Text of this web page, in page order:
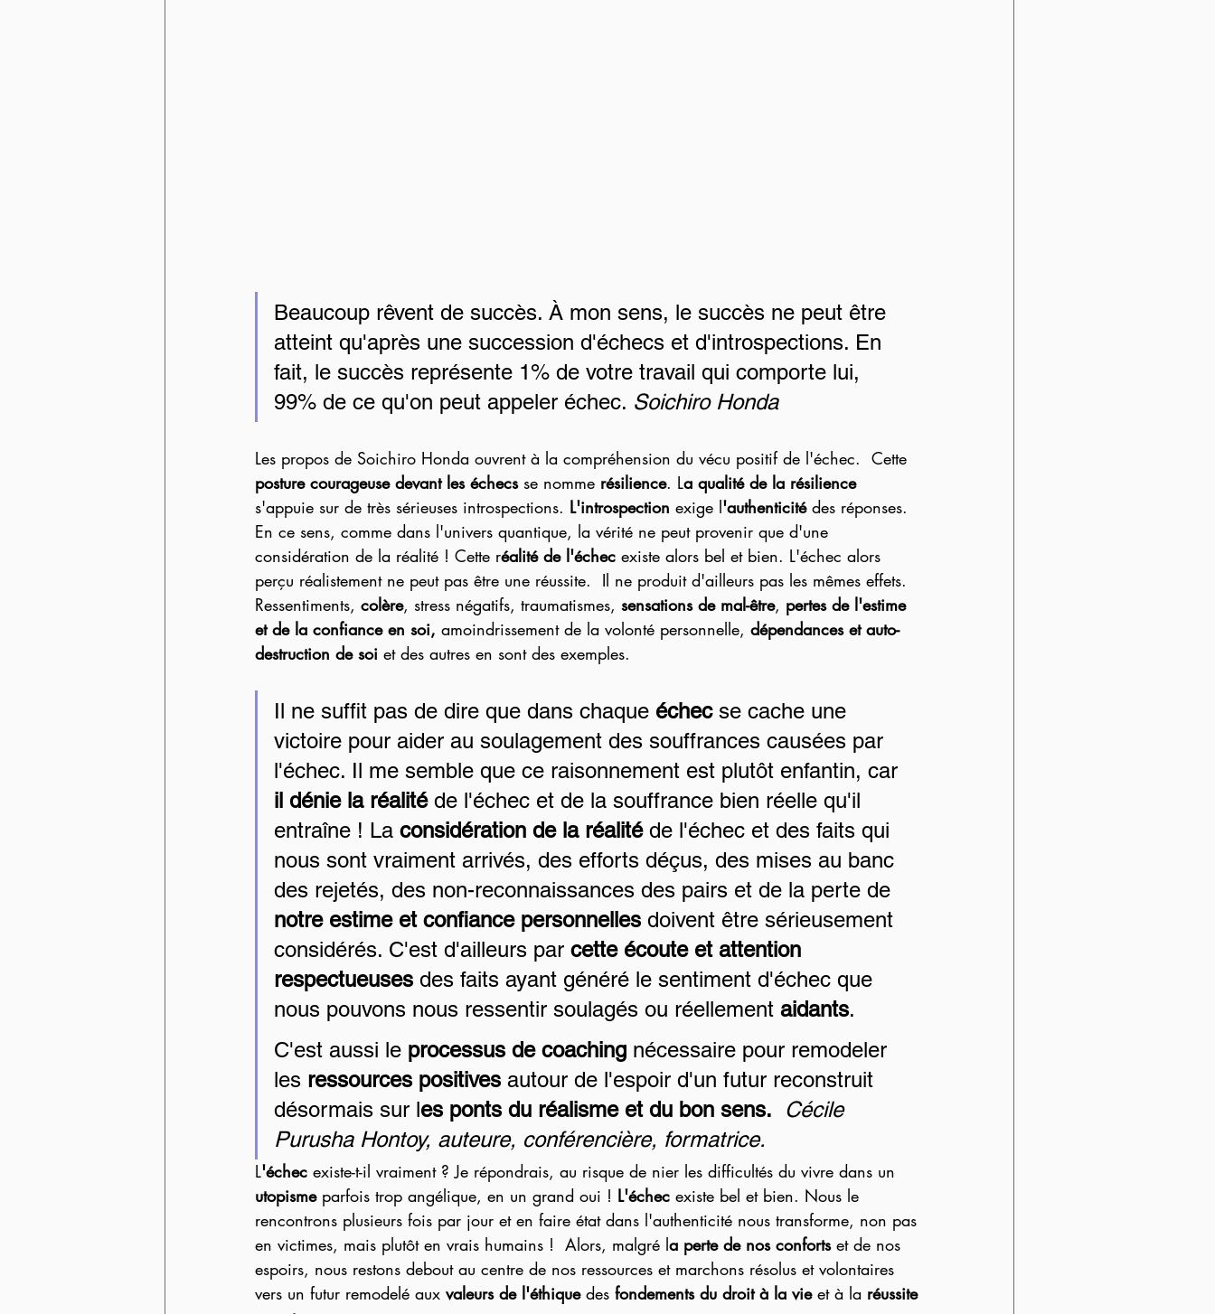
Beaucoup rêvent de succès. À mon sens, le succès ne peut être
atteint qu'après une succession d'échecs et d'introspections. En
fait, le succès représente 1% de votre travail qui comporte lui,
99% de ce qu'on peut appeler échec. Soichiro Honda
Les propos de Soichiro Honda ouvrent à la compréhension du vécu positif de l'échec.  Cette
posture courageuse devant les échecs se nomme résilience. La qualité de la résilience
s'appuie sur de très sérieuses introspections. L'introspection exige l'authenticité des réponses.
En ce sens, comme dans l'univers quantique, la vérité ne peut provenir que d'une
considération de la réalité ! Cette réalité de l'échec existe alors bel et bien. L'échec alors
perçu réalistement ne peut pas être une réussite.  Il ne produit d'ailleurs pas les mêmes effets.
Ressentiments, colère, stress négatifs, traumatismes, sensations de mal-être, pertes de l'estime
et de la confiance en soi, amoindrissement de la volonté personnelle, dépendances et auto-
destruction de soi et des autres en sont des exemples.
Il ne suffit pas de dire que dans chaque échec se cache une
victoire pour aider au soulagement des souffrances causées par
l'échec. Il me semble que ce raisonnement est plutôt enfantin, car
il dénie la réalité de l'échec et de la souffrance bien réelle qu'il
entraîne ! La considération de la réalité de l'échec et des faits qui
nous sont vraiment arrivés, des efforts déçus, des mises au banc
des rejetés, des non-reconnaissances des pairs et de la perte de
notre estime et confiance personnelles doivent être sérieusement
considérés. C'est d'ailleurs par cette écoute et attention
respectueuses des faits ayant généré le sentiment d'échec que
nous pouvons nous ressentir soulagés ou réellement aidants.
C'est aussi le processus de coaching nécessaire pour remodeler
les ressources positives autour de l'espoir d'un futur reconstruit
désormais sur les ponts du réalisme et du bon sens.
Cécile
Purusha Hontoy, auteure, conférencière, formatrice.
L'échec existe-t-il vraiment ? Je répondrais, au risque de nier les difficultés du vivre dans un
utopisme parfois trop angélique, en un grand oui ! L'échec existe bel et bien. Nous le
rencontrons plusieurs fois par jour et en faire état dans l'authenticité nous transforme, non pas
en victimes, mais plutôt en vrais humains !  Alors, malgré la perte de nos conforts et de nos
espoirs, nous restons debout au centre de nos ressources et marchons résolus et volontaires
vers un futur remodelé aux valeurs de l'éthique des fondements du droit à la vie et à la réussite